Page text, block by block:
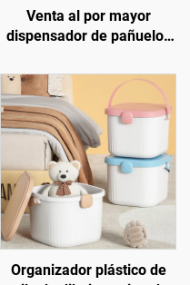
Venta al por mayor
dispensador de pañuelos
almacenamiento
instalación sin
perforaciones soporte de
papel para baño
Organizador plástico de